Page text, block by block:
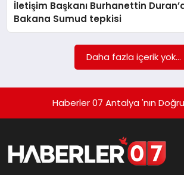
MAGAZIN
İletişim Başkanı Burhanettin
Bakana Sumud tepkisi
Daha fazla içerik yok...
Haberler 07 Antalya 'nın